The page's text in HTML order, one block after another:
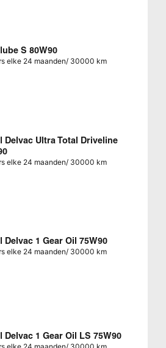
S 80W90
elke 24 maanden/ 30000 km
Delvac Ultra Total Driveline
elke 24 maanden/ 30000 km
Delvac 1 Gear Oil 75W90
elke 24 maanden/ 30000 km
Delvac 1 Gear Oil LS 75W90